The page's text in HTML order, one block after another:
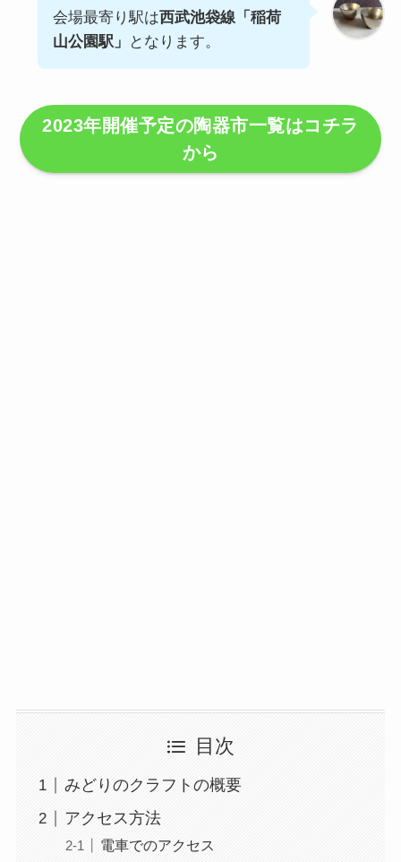
会場最寄り駅は西武池袋線「稲荷
山公園駅」
となります。
2023年開催予定の陶器市一覧はコチラ
から
目次
みどりのクラフトの概要
アクセス方法
電車でのアクセス